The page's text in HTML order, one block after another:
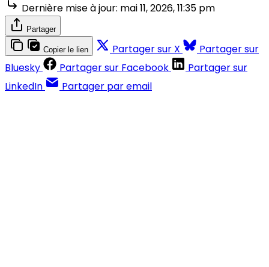
Dernière mise à jour: mai 11, 2026, 11:35 pm
Partager
Copier le lien Partager sur X
Partager sur
Bluesky
Partager sur Facebook
Partager sur
LinkedIn
Partager par email